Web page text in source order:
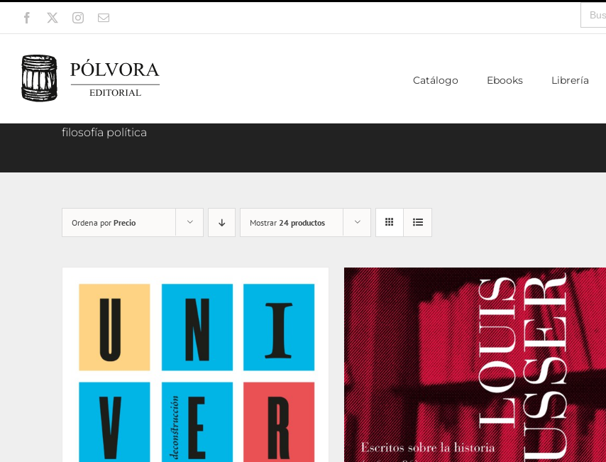
Saltar
Facebook InstagramCorreo
Buscar:
Catálogo Ebooks Librería
filosofía política
Ordena por Precio Mostrar 24 productos